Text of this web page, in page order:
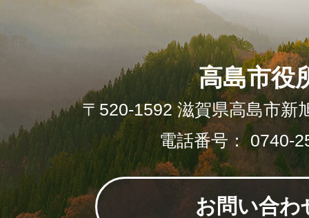
高島市役
〒520-1592 滋賀県高島市新
電話番号： 0740-
お問い合わ